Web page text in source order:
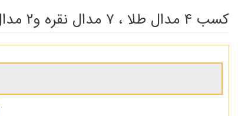
کسب ۴ مدال طلا ، ۷ مدال نقره و۲ مدال برنز توسط دانش‌آموزان رده‌ب در المپیاد کشوری شیمی